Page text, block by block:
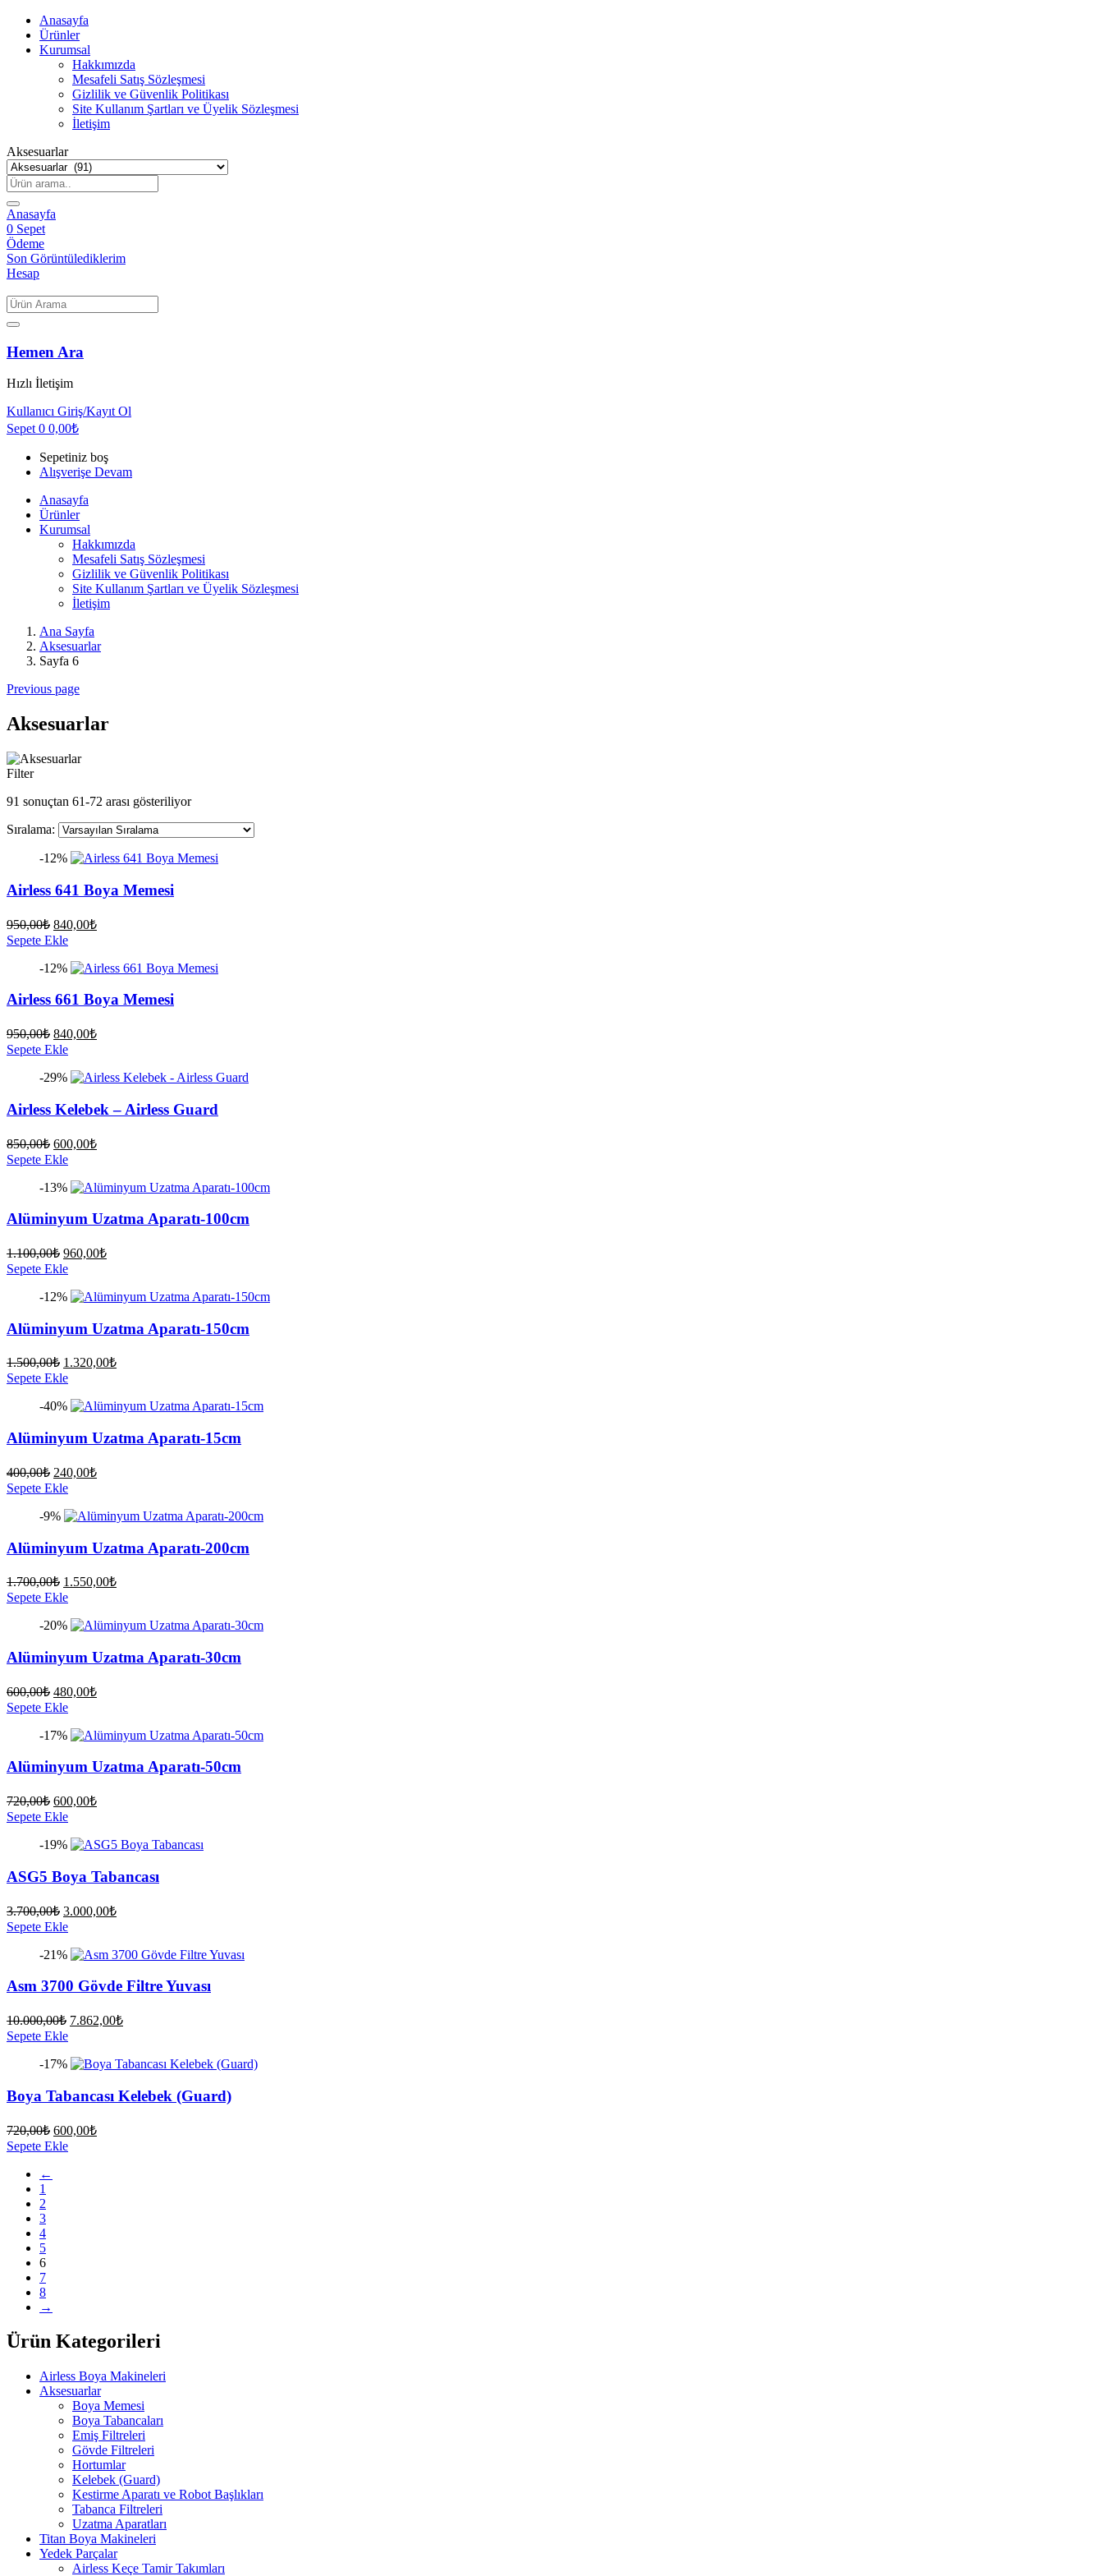
Anasayfa
Ürünler
Kurumsal
Hakkımızda
Mesafeli Satış Sözleşmesi
Gizlilik ve Güvenlik Politikası
Site Kullanım Şartları ve Üyelik Sözleşmesi
İletişim
Aksesuarlar
Anasayfa
0 Sepet
Ödeme
Son Görüntülediklerim
Hesap
Hemen Ara
Hızlı İletişim
Kullanıcı Giriş/Kayıt Ol
Sepet 0 0,00₺
Sepetiniz boş
Alışverişe Devam
Anasayfa
Ürünler
Kurumsal
Hakkımızda
Mesafeli Satış Sözleşmesi
Gizlilik ve Güvenlik Politikası
Site Kullanım Şartları ve Üyelik Sözleşmesi
İletişim
Ana Sayfa
Aksesuarlar
Sayfa 6
Previous page
Aksesuarlar
Filter
91 sonuçtan 61-72 arası gösteriliyor
Sıralama:
-12%
Airless 641 Boya Memesi
950,00₺ Orijinal
fiyat:
840,00₺Şu
840,00₺.
Sepete Ekle
-12%
Airless 661 Boya Memesi
950,00₺ Orijinal
fiyat:
840,00₺Şu
840,00₺.
Sepete Ekle
-29%
Airless Kelebek – Airless Guard
850,00₺ Orijinal
fiyat:
600,00₺Şu
600,00₺.
Sepete Ekle
-13%
Alüminyum Uzatma Aparatı-100cm
1.100,00₺ Orijinal
fiyat:
960,00₺Şu
960,00₺.
Sepete Ekle
-12%
Alüminyum Uzatma Aparatı-150cm
1.500,00₺ Orijinal
fiyat:
1.320,00₺Şu
1.320,00₺.
Sepete Ekle
-40%
Alüminyum Uzatma Aparatı-15cm
400,00₺ Orijinal
fiyat:
240,00₺Şu
240,00₺.
Sepete Ekle
-9%
Alüminyum Uzatma Aparatı-200cm
1.700,00₺ Orijinal
fiyat:
1.550,00₺Şu
1.550,00₺.
Sepete Ekle
-20%
Alüminyum Uzatma Aparatı-30cm
600,00₺ Orijinal
fiyat:
480,00₺Şu
480,00₺.
Sepete Ekle
-17%
Alüminyum Uzatma Aparatı-50cm
720,00₺ Orijinal
fiyat:
600,00₺Şu
600,00₺.
Sepete Ekle
-19%
ASG5 Boya Tabancası
3.700,00₺ Orijinal
fiyat:
3.000,00₺Şu
3.000,00₺.
Sepete Ekle
-21%
Asm 3700 Gövde Filtre Yuvası
10.000,00₺ Orijinal
7.862,00₺Şu
7.862,00₺.
Sepete Ekle
-17%
Boya Tabancası Kelebek (Guard)
720,00₺ Orijinal
fiyat:
600,00₺Şu
Sepete Ekle
←
1
2
3
4
5
6
7
8
→
Ürün Kategorileri
Airless Boya Makineleri
Aksesuarlar
Boya Memesi
Boya Tabancaları
Emiş Filtreleri
Gövde Filtreleri
Hortumlar
Kelebek (Guard)
Kestirme Aparatı ve Robot Başlıkları
Tabanca Filtreleri
Uzatma Aparatları
Titan Boya Makineleri
Yedek Parçalar
Airless Keçe Tamir Takımları